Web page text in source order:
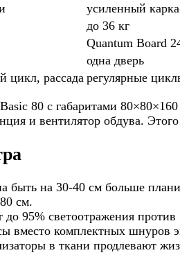
усиленный
до 36 кг
Quantum Board
одна дверь
цикл, рассада регулярные
80 с габаритами
и вентилятор обдува.
быть на 30-40 см больше
см.
95% светоотражения
вместо комплектных шнуров
в ткани продлевают